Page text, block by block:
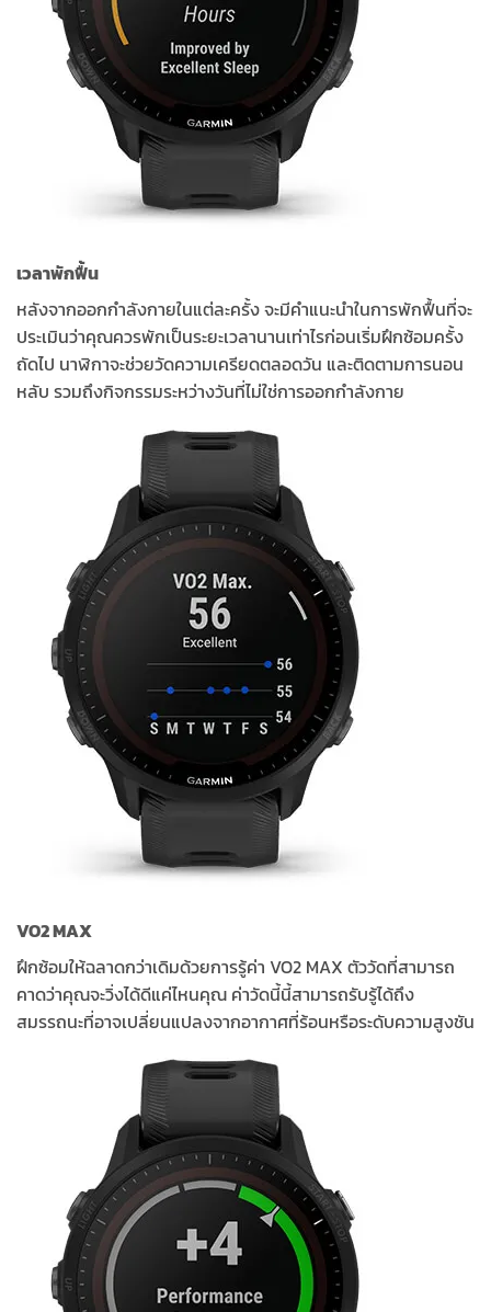
เวลาพักฟื้น
หลังจากออกกำลังกายในแต่ละครั้ง จะมีคำแนะนำในการพักฟื้นที่จะ
ประเมินว่าคุณควรพักเป็นระยะเวลานานเท่าไรก่อนเริ่มฝึกซ้อมครั้ง
ถัดไป นาฬิกาจะช่วยวัดความเครียดตลอดวัน และติดตามการนอน
หลับ รวมถึงกิจกรรมระหว่างวันที่ไม่ใช่การออกกำลังกาย
VO2 MAX
ฝึกซ้อมให้ฉลาดกว่าเดิมด้วยการรู้ค่า VO2 MAX ตัววัดที่สามารถ
คาดว่าคุณจะวิ่งได้ดีแค่ไหนคุณ ค่าวัดนี้นี้สามารถรับรู้ได้ถึง
สมรรถนะที่อาจเปลี่ยนแปลงจากอากาศที่ร้อนหรือระดับความสูงชัน